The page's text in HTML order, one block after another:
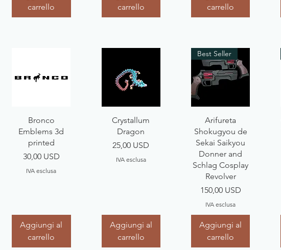
carrello
carrello
carrello
Vista rapida
Bronco
Emblems 3d
printed
Prezzo
30,00 USD
IVA esclusa
Aggiungi al
carrello
Vista rapida
Crystallum
Dragon
Prezzo
25,00 USD
IVA esclusa
Aggiungi al
carrello
Vista rapida
Best Seller
Arifureta
Shokugyou de
Sekai Saikyou
Donner and
Schlag Cosplay
Revolver
Prezzo
150,00 USD
IVA esclusa
Aggiungi al
carrello